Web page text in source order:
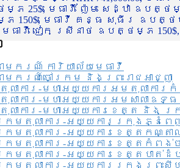
25$, មេធាវី ញ៉ែម សេដ្ឋា ឧបត្ថ
មេធាវី គន្ធ សុធីរ ឧបត្ថម្ភ
េធាវី ជៀក ស្រីនាថ ឧបត្ថម្ភ 150$,
មករណ៍ ការិយាល័យ​មេធាវី​
មករណ៍​ចៅក្រម និងព្រះរាជអាជ្ញា
លាការ-មហាអយ្យការអមតុលាការ
លាការ-មហាអយ្យការអមសាលាឧទ្
លាការ-មហាអយ្យការខេត្ត និង ក្
រមតុលាការ-អយ្យការក្រុងភ្នំពេ
រមតុលាការ-អយ្យការខេត្តកណ្តា
រមតុលាការ-អយ្យការខេត្តកំពង់ច
រមតុលាការ-អយ្យការខេត្តបាត់ដំ
រមតុលាការ-អយ្យការ​ក្រុងព្រះសី